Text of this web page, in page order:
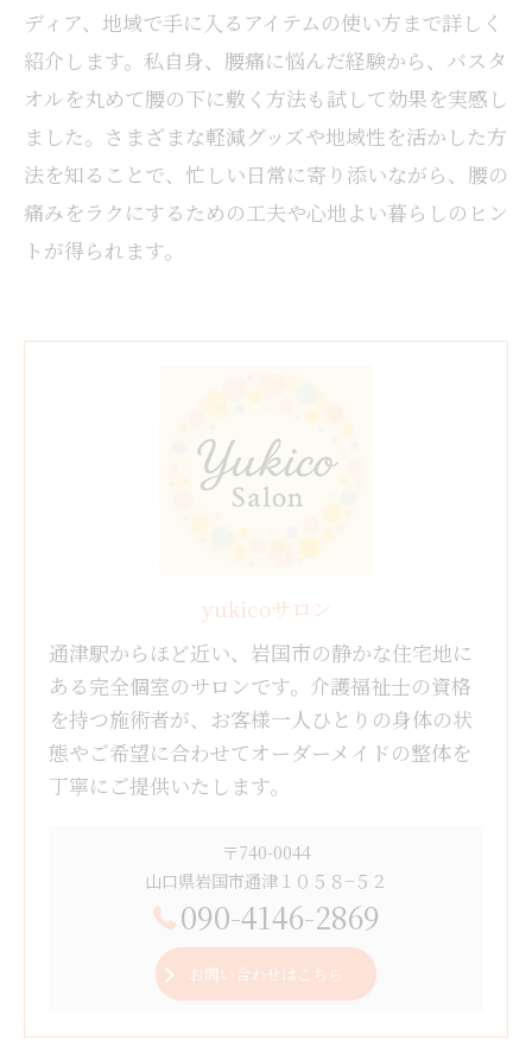
ディア、地域で手に入るアイテムの使い方まで詳しく
紹介します。私自身、腰痛に悩んだ経験から、バスタ
オルを丸めて腰の下に敷く方法も試して効果を実感し
ました。さまざまな軽減グッズや地域性を活かした方
法を知ることで、忙しい日常に寄り添いながら、腰の
痛みをラクにするための工夫や心地よい暮らしのヒン
トが得られます。
yukicoサロン
通津駅からほど近い、岩国市の静かな住宅地に
ある完全個室のサロンです。介護福祉士の資格
を持つ施術者が、お客様一人ひとりの身体の状
態やご希望に合わせてオーダーメイドの整体を
丁寧にご提供いたします。
〒740-0044
山口県岩国市通津１０５８−５２
090-4146-2869
お問い合わせはこちら